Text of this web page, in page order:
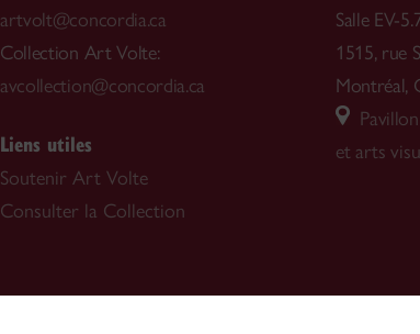
artvolt@concordia.ca
Collection Art Volte:
avcollection@concordia.ca
Liens utiles
Soutenir Art Volte
Consulter la Collection
Salle EV-
1515, rue
Montréal,
et arts